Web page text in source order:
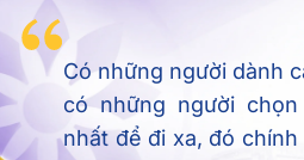
có những người
nhất để đi xa, đó
dục.
Tri thức nếu chỉ dừng